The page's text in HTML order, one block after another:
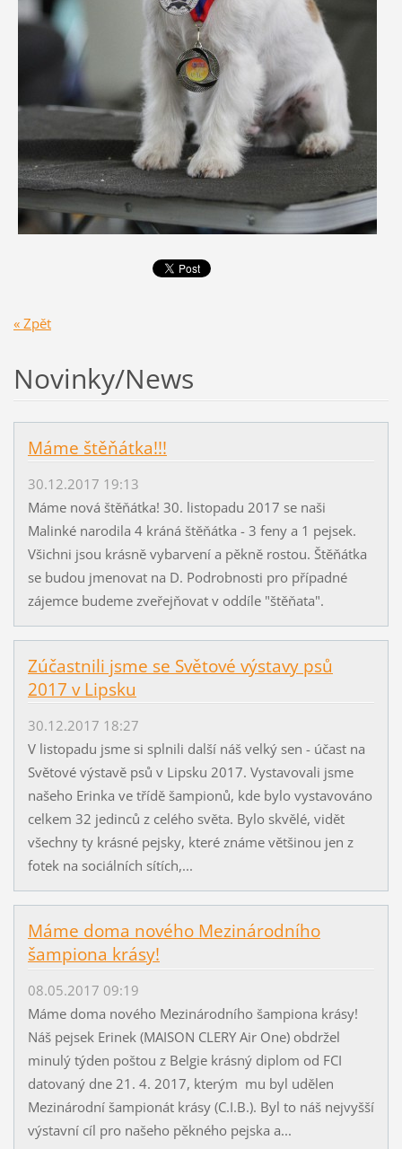
« Zpět
Novinky/News
Máme štěňátka!!!
30.12.2017 19:13
Máme nová štěňátka! 30. listopadu 2017 se naši
Malinké narodila 4 kráná štěňátka - 3 feny a 1 pejsek.
Všichni jsou krásně vybarvení a pěkně rostou. Štěňátka
se budou jmenovat na D. Podrobnosti pro případné
zájemce budeme zveřejňovat v oddíle "štěňata".
Zúčastnili jsme se Světové výstavy psů
2017 v Lipsku
30.12.2017 18:27
V listopadu jsme si splnili další náš velký sen - účast na
Světové výstavě psů v Lipsku 2017. Vystavovali jsme
našeho Erinka ve třídě šampionů, kde bylo vystavováno
celkem 32 jedinců z celého světa. Bylo skvělé, vidět
všechny ty krásné pejsky, které známe většinou jen z
fotek na sociálních sítích,...
Máme doma nového Mezinárodního
šampiona krásy!
08.05.2017 09:19
Máme doma nového Mezinárodního šampiona krásy!
Náš pejsek Erinek (MAISON CLERY Air One) obdržel
minulý týden poštou z Belgie krásný diplom od FCI
datovaný dne 21. 4. 2017, kterým mu byl udělen
Mezinárodní šampionát krásy (C.I.B.). Byl to náš nejvyšší
výstavní cíl pro našeho pěkného pejska a...